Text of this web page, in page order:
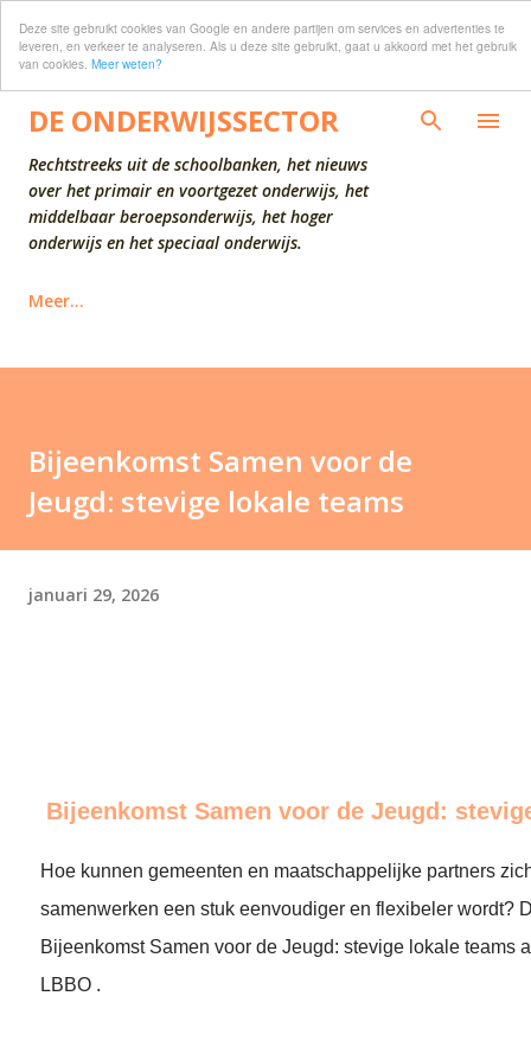
Deze site gebruikt cookies van Google en andere partijen om services en advertenties te
leveren, en verkeer te analyseren. Als u deze site gebruikt, gaat u akkoord met het gebruik
van cookies. Meer weten?
Doorgaan naar hoofdcontent
DE ONDERWIJSSECTOR
Rechtstreeks uit de schoolbanken, het nieuws
over het primair en voortgezet onderwijs, het
middelbaar beroepsonderwijs, het hoger
onderwijs en het speciaal onderwijs.
Meer…
Bijeenkomst Samen voor de
Jeugd: stevige lokale teams
januari 29, 2026
Bijeenkomst Samen voor de Jeugd:
Hoe kunnen gemeenten en maatschappelijke partners
samenwerken een stuk eenvoudiger en flexibeler wordt?
Bijeenkomst Samen voor de Jeugd: stevige lokale teams
LBBO .